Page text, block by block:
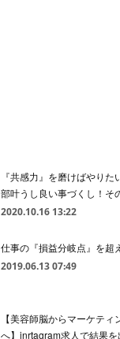
『共感力』を磨けばやりた
部叶うし良い事づくし！そ
2020.10.16 13:22
仕事の『損益分岐点』を超
2019.06.13 07:49
【美容師脳からマーケティ
へ】inrtagram求人で結果